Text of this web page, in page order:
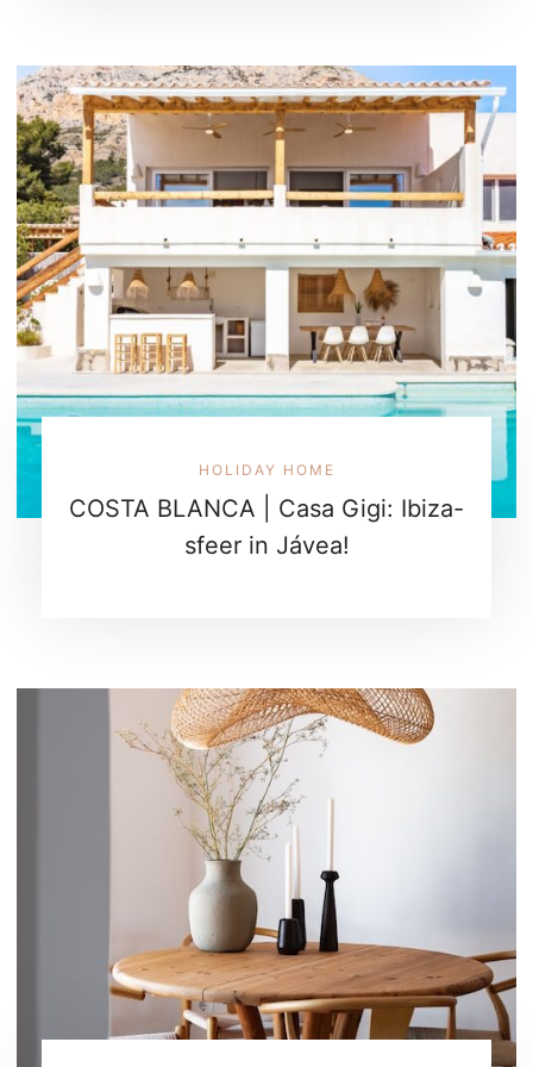
HOLIDAY HOME
COSTA BLANCA | Casa Gigi: Ibiza-
sfeer in Jávea!